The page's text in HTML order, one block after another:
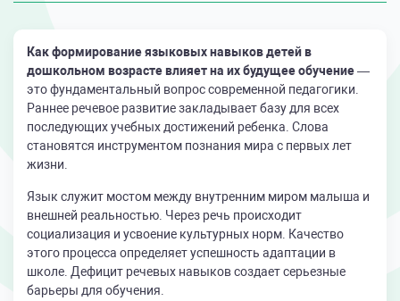
Как формирование языковых навыков детей в
дошкольном возрасте влияет на их будущее обучение—
это фундаментальный вопрос современной педагогики.
Раннее речевое развитие закладывает базу для всех
последующих учебных достижений ребенка. Слова
становятся инструментом познания мира с первых лет
жизни.
Язык служит мостом между внутренним миром малыша и
внешней реальностью. Через речь происходит
социализация и усвоение культурных норм. Качество
этого процесса определяет успешность адаптации в
школе. Дефицит речевых навыков создает серьезные
барьеры для обучения.